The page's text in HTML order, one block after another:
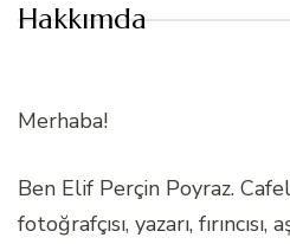
Hakkımda
Merhaba!
Ben Elif Perçin Poyraz.
fotoğrafçısı, yazarı, fırıncısı,